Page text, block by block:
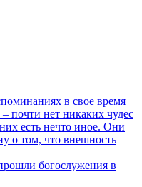
в свое время
почти нет никаких чудес
есть нечто иное. Они
о том, что внешность
богослужения в